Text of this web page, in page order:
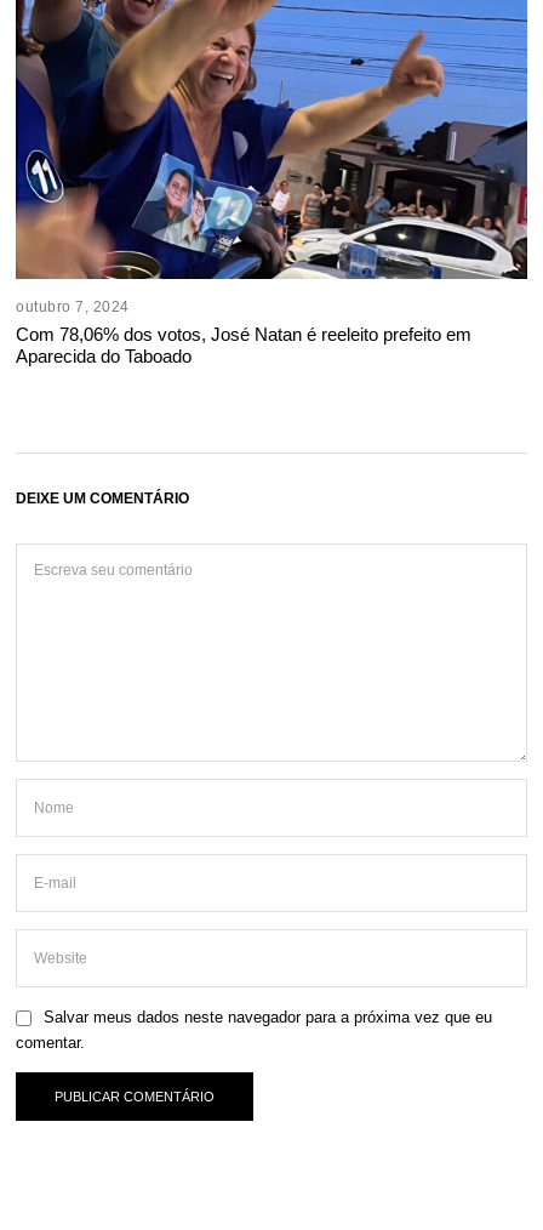
outubro 7, 2024
Com 78,06% dos votos, José Natan é reeleito prefeito em
Aparecida do Taboado
DEIXE UM COMENTÁRIO
Salvar meus dados neste navegador para a próxima vez que eu
comentar.